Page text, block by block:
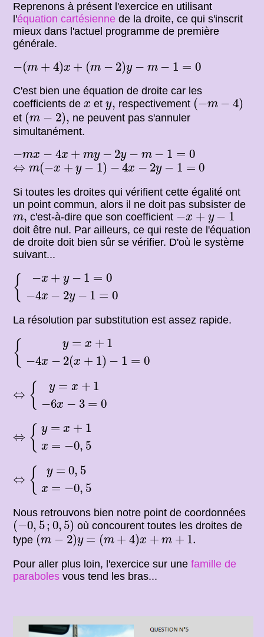
Reprenons à présent l'exercice en utilisant
l'équation cartésienne de la droite, ce qui s'inscrit
mieux dans l'actuel programme de première
générale.
−(m + 4)x + (m − 2)y − m − 1 = 0
(m 4 x+ m −2 m−
C'est bien une équation de droite car les
coefficients dex
x ety,
y, respectivement (−m − 4)
(−
et (m − 2),
(m−2),
ne peuvent pas s'annuler
simultanément.
−mx − 4x + my − 2y − m − 1 = 0
mx− x+my −2y m− 0
⇔ m(−x + y − 1) − 4x − 2y − 1 = 0
⇔m(− +y− 1 )−4x 2y =0
Si toutes les droites qui vérifient cette égalité ont
un point commun, alors il ne doit pas subsister de
m,
m c'est-à-dire que son coefficient −x + y − 1
−x+y−1
doit être nul. Par ailleurs, ce qui reste de l'équation
de droite doit bien sûr se vérifier. D'où le système
suivant...
{ −x + y − 1 = 0
−4x − 2y − 1 = 0
{− 1 4x 2y
La résolution par substitution est assez rapide.
{ y = x + 1
−4x − 2(x + 1) − 1 = 0
{y + 1
⇔ { y = x + 1
−6x − 3 = 0
y= − 3
⇔ { y = x + 1
x = −0, 5
y= =− 0
⇔ { y = 0, 5
x = −0, 5
y= = −0
Nous retrouvons bien notre point de coordonnées
(−0, 5; 0, 5)
(−0,5;0,5)
où concourent toutes les droites de
type (m − 2)y
(m −2)y = (m + 4)x + m + 1.
= (m+4)x+m+1.
Pour aller plus loin, l'exercice sur unefamille de
paraboles vous tend les bras...